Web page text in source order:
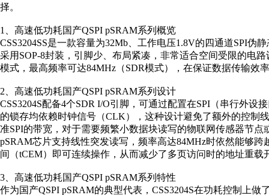
择。
1、高速低功耗国产QSPI pSRAM系列概览
CSS3204SS是一款容量为32Mb、工作电压1.8V的四通道SPI伪
采用SOP-8封装，引脚少、布局紧凑，非常适合空间受限的电
模式，最高频率可达84MHz（SDR模式），在保证数据传输效
2、高速低功耗国产QSPI pSRAM系列设计
CSS3204S配备4个SDR I/O引脚，可通过配置在SPI（串行外
的锁存均依赖时钟信号（CLK），这种设计避免了额外的控制
准SPI的带宽，对于需要频繁小数据块读写的物联网传感器节
pSRAM芯片支持线性突发读写，频率高达84MHz时依然能够
间（tCEM）即可连续操作，从而减少了多页访问时的地址重载
3、高速低功耗国产QSPI pSRAM系列特性
作为国产QSPI pSRAM的典型代表，CSS3204S在功耗控制上